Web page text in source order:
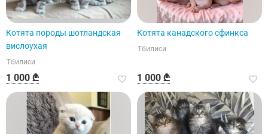
Котята породы шотландская
вислоухая
Тбилиси
1 000 ₾
Котята канадского сфинкса
Тбилиси
1 000 ₾